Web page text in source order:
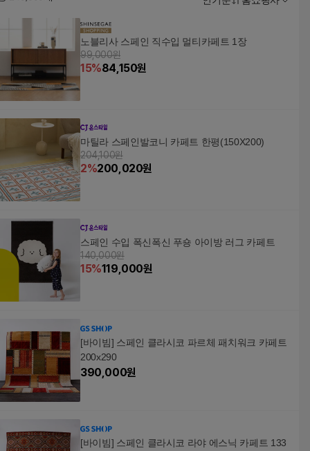
노블리사 스페인 직수입 멀티카페트 1장
99,000원
15%84,150원
마틸라 스페인발코니 카페트 한평(150X200)
204,100원
2%200,020원
스페인 수입 폭신폭신 푸숑 아이방 러그 카페트
140,000원
15%119,000원
[바이빔] 스페인 클라시코 파르체 패치워크 카페트
200x290
390,000원
[바이빔] 스페인 클라시코 라야 에스닉 카페트 133